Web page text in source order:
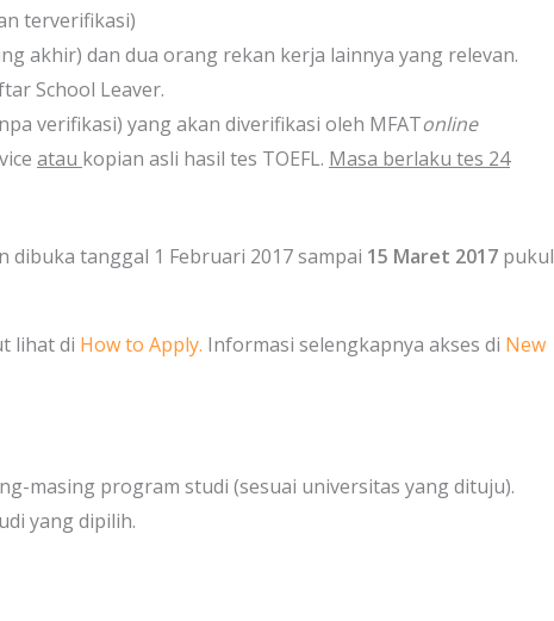
terverifikasi)
akhir) dan dua orang rekan kerja lainnya yang relevan.
School Leaver.
verifikasi) yang akan diverifikasi oleh MFATonline
atau kopian asli hasil tes TOEFL. Masa berlaku tes 24
tanggal 1 Februari 2017 sampai 15 Maret 2017 pukul
lihat di How to Apply. Informasi selengkapnya akses di New
masing program studi (sesuai universitas yang dituju).
yang dipilih.